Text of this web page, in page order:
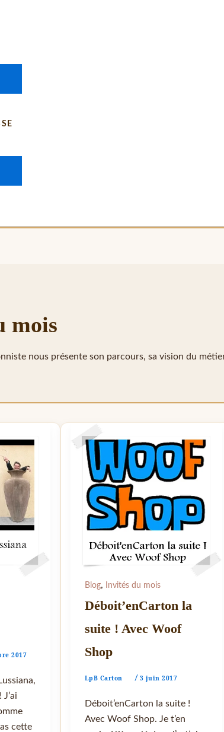
mois
nous présente son parcours, sa vision du
2017
cette
Blog, Invités du mois
Déboit’enCarton la
suite ! Avec Woof
Shop
LpB Carton / 3 juin 2017
Déboit’enCarton la suite !
Avec Woof Shop. Je t’en